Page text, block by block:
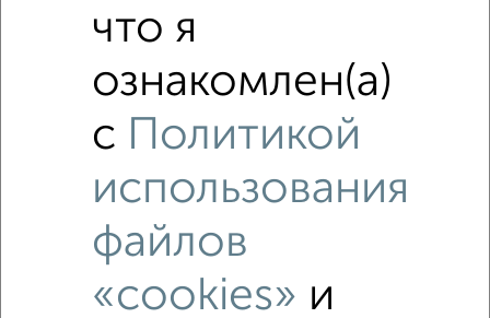
что я
ознакомлен(а)
с Политикой
использования
файлов
«cookies» и